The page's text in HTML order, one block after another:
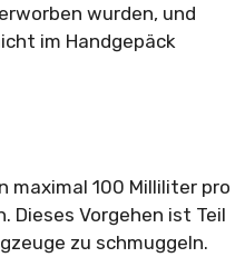
wurden, und
im Handgepäck
maximal 100 Milliliter pro
Vorgehen ist Teil
zu schmuggeln.